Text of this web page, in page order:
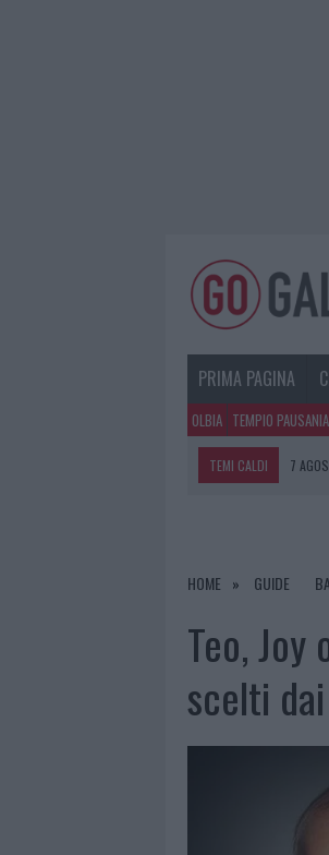
PRIMA PAGINA
OLBIA TEMPIO PAUSANIA
TEMI CALDI 7
7 AGOSTO 2026
HOME GUIDE
Teo,
scelti